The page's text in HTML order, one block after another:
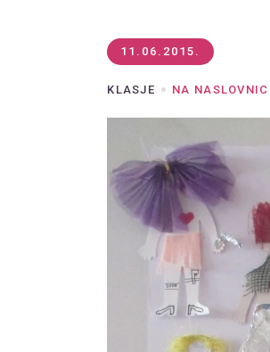
11.06.2015.
KLASJE NA